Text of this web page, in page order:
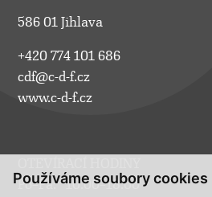
Používáme soubory cookies
586 01 Jihlava
+420 774 101 686
cdf@c-d-f.cz
www.c-d-f.cz
Po–Pá:
10.00–18.00